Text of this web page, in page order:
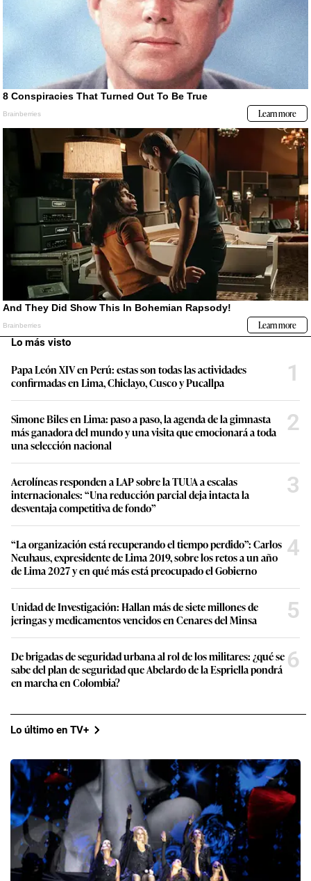
Lo más visto
Papa León XIV en Perú: estas son todas las actividades
confirmadas en Lima, Chiclayo, Cusco y Pucallpa
1
Simone Biles en Lima: paso a paso, la agenda de la gimnasta
más ganadora del mundo y una visita que emocionará a toda
una selección nacional
2
Aerolíneas responden a LAP sobre la TUUA a escalas
internacionales: “Una reducción parcial deja intacta la
desventaja competitiva de fondo”
3
“La organización está recuperando el tiempo perdido”: Carlos
Neuhaus, expresidente de Lima 2019, sobre los retos a un año
de Lima 2027 y en qué más está preocupado el Gobierno
4
Unidad de Investigación: Hallan más de siete millones de
jeringas y medicamentos vencidos en Cenares del Minsa
5
De brigadas de seguridad urbana al rol de los militares: ¿qué se
sabe del plan de seguridad que Abelardo de la Espriella pondrá
en marcha en Colombia?
6
Lo último en TV+